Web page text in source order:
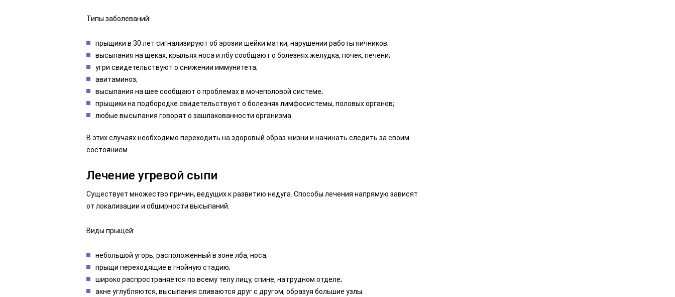
Типы заболеваний:
прыщики в 30 лет сигнализируют об эрозии шейки матки, нарушении работы яичников;
высыпания на щеках, крыльях носа и лбу сообщают о болезнях желудка, почек, печени;
угри свидетельствуют о снижении иммунитета;
авитаминоз;
высыпания на шее сообщают о проблемах в мочеполовой системе;
прыщики на подбородке свидетельствуют о болезнях лимфосистемы, половых органов;
любые высыпания говорят о зашлакованности организма.
В этих случаях необходимо переходить на здоровый образ жизни и начинать следить за своим
состоянием.
Лечение угревой сыпи
Существует множество причин, ведущих к развитию недуга. Способы лечения напрямую зависят
от локализации и обширности высыпаний.
Виды прыщей:
небольшой угорь, расположенный в зоне лба, носа;
прыщи переходящие в гнойную стадию;
широко распространяется по всему телу лицу, спине, на грудном отделе;
акне углубляются, высыпания сливаются друг с другом, образуя большие узлы.